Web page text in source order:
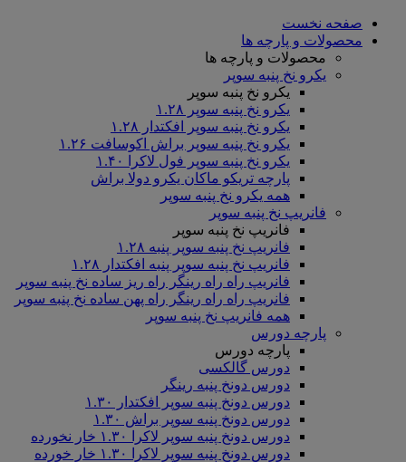
صفحه نخست
محصولات و پارچه ها
محصولات و پارچه ها
یکرو نخ پنبه سوپر
یکرو نخ پنبه سوپر
یکرو نخ پنبه سوپر ۱.۲۸
یکرو نخ پنبه سوپر افکتدار ۱.۲۸
یکرو نخ پنبه سوپر براش اکوسافت ۱.۲۶
یکرو نخ پنبه سوپر فول لاکرا ۱.۴۰
پارچه تریکو ماکان یکرو دولا براش
همه یکرو نخ پنبه سوپر
فانریپ نخ پنبه سوپر
فانریپ نخ پنبه سوپر
فانریپ نخ پنبه سوپر پنبه ۱.۲۸
فانریپ نخ پنبه سوپر پنبه افکتدار ۱.۲۸
فانریپ راه راه رینگر راه ریز ساده نخ پنبه سوپر
فانریپ راه راه رینگر راه پهن ساده نخ پنبه سوپر
همه فانریپ نخ پنبه سوپر
پارچه دورس
پارچه دورس
دورس گالکسی
دورس دونخ پنبه رینگر
دورس دونخ پنبه سوپر افکتدار ۱.۳۰
دورس دونخ پنبه سوپر براش ۱.۳۰
دورس دونخ پنبه سوپر لاکرا ۱.۳۰ خار نخورده
دورس دونخ پنبه سوپر لاکرا ۱.۳۰ خار خورده